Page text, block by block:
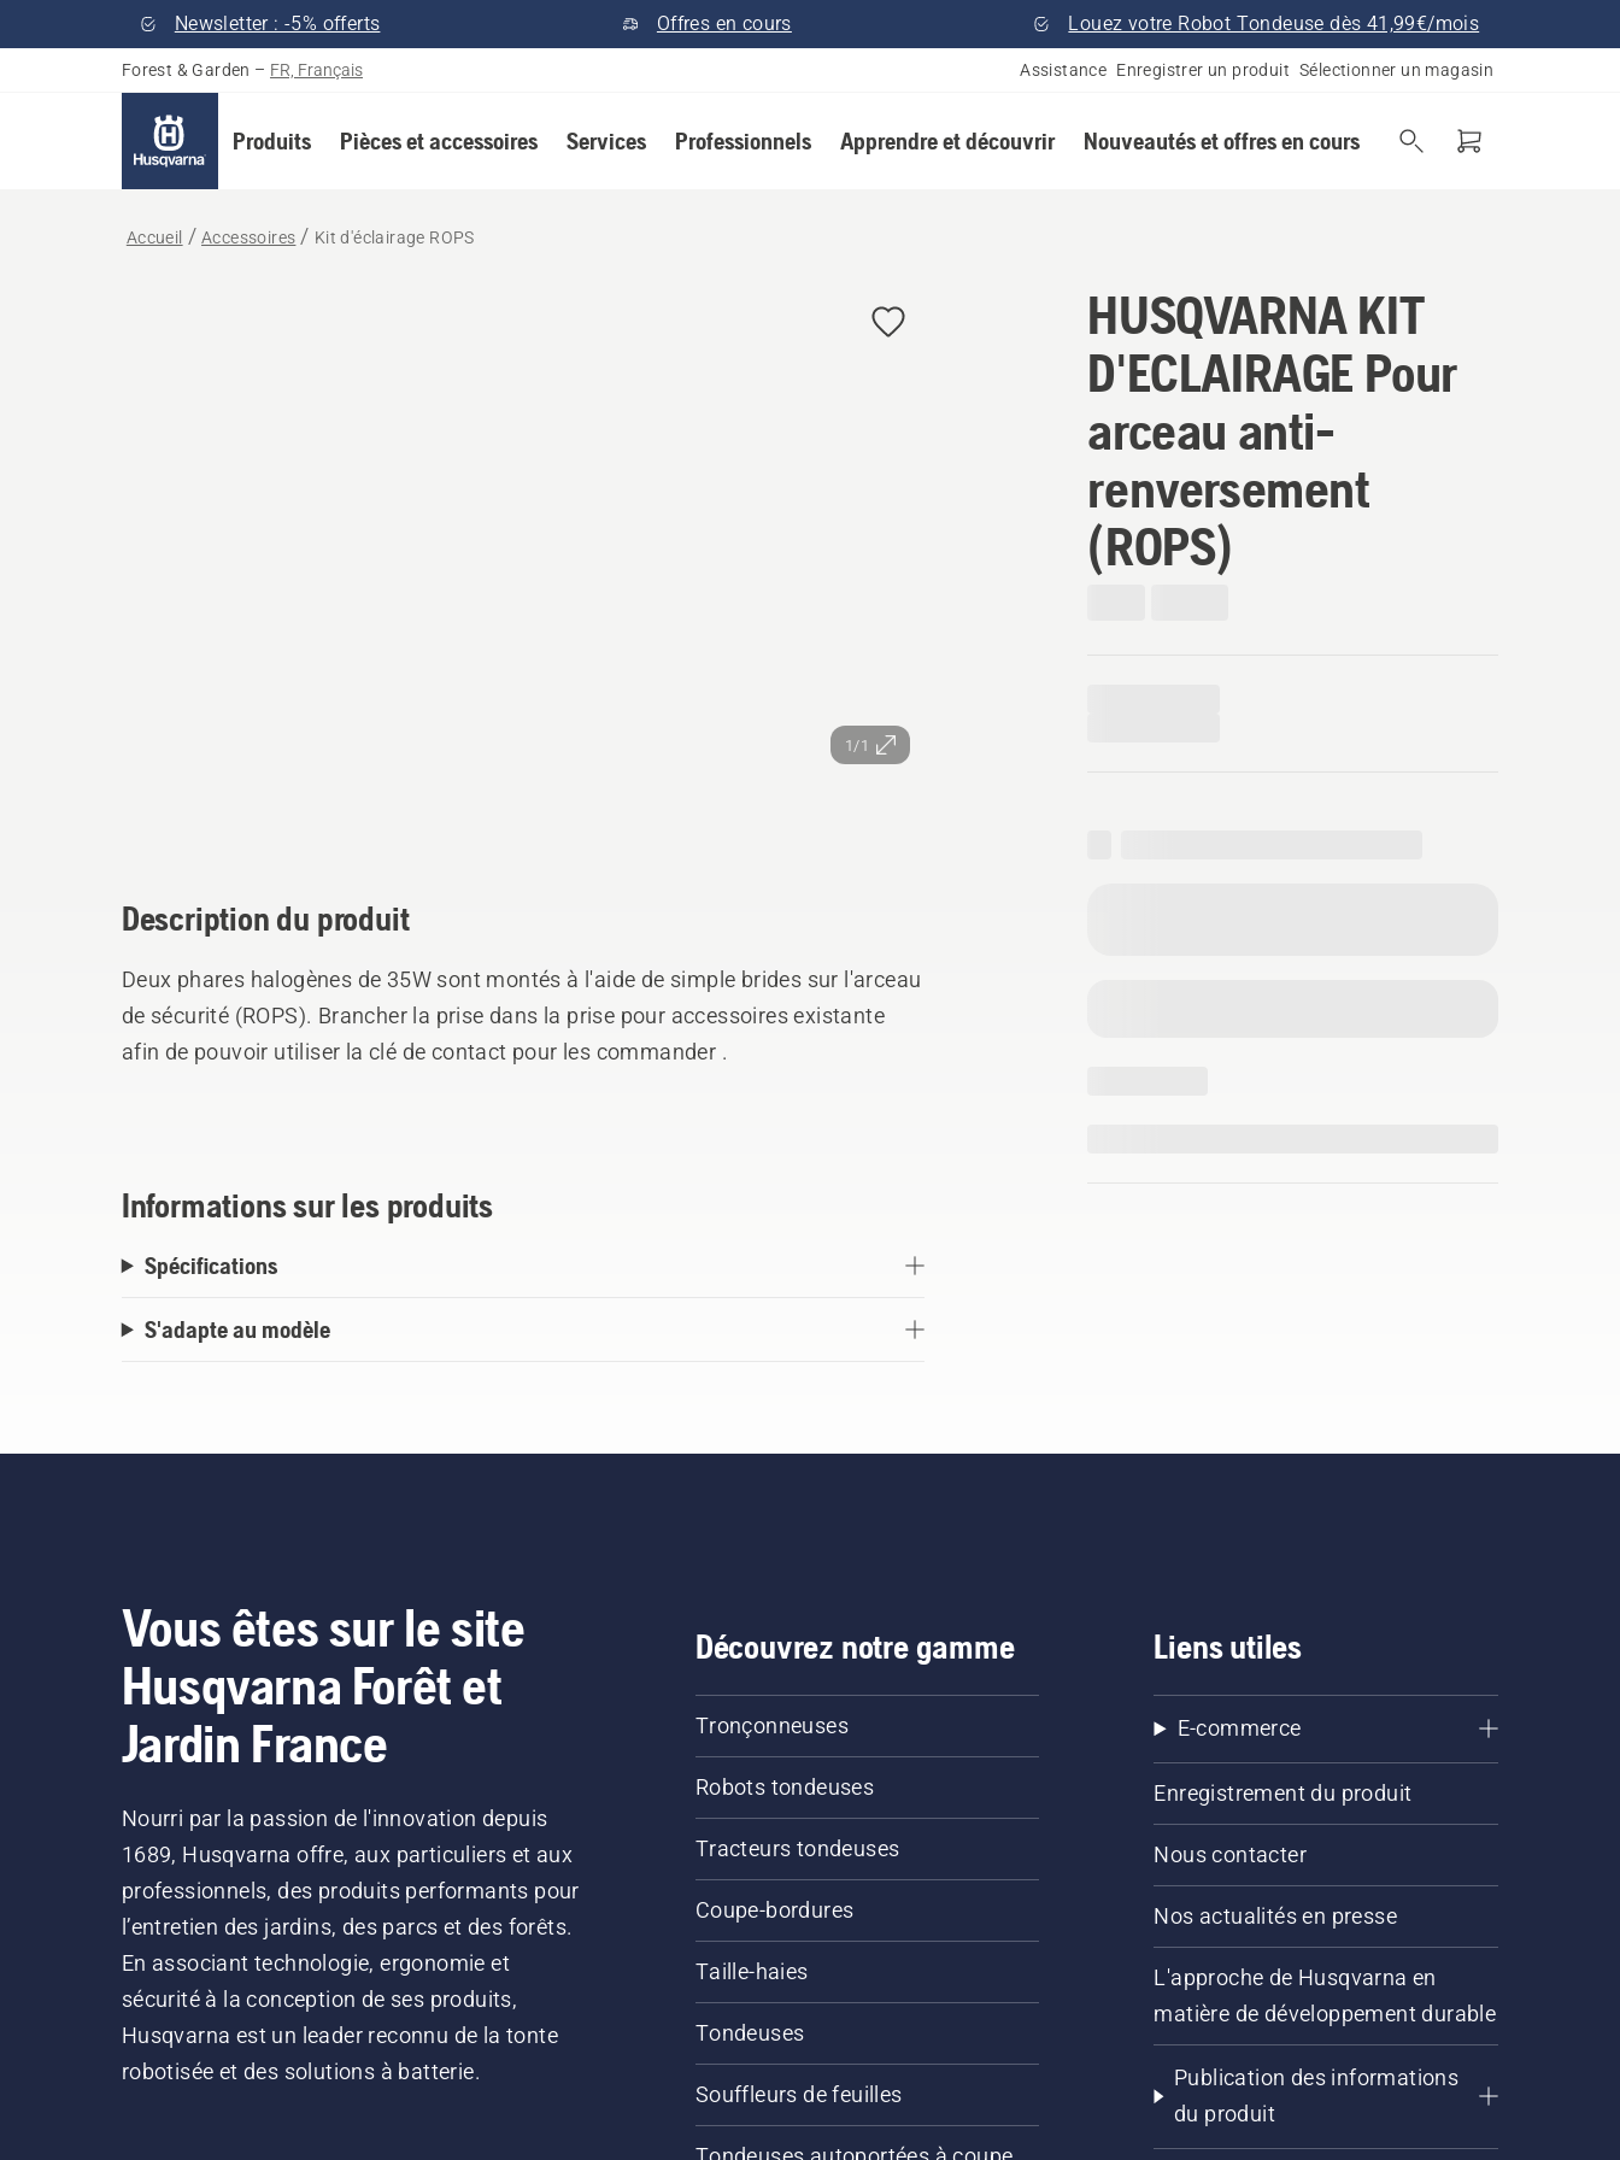
Newsletter : -5% offerts Offres en cours Louez votre Robot Tondeuse dès 41,99€/mois
Forest & Garden – FR, Français Assistance Enregistrer un produit Sélectionner un magasin
Produits Pièces et accessoires Services Professionnels Apprendre et découvrir Nouveautés et offres en cours
Accueil Accessoires Kit d'éclairage ROPS
1/1
HUSQVARNA KIT
D'ECLAIRAGE Pour
arceau anti-
renversement
(ROPS)
Description du produit
Deux phares halogènes de 35W sont montés à l'aide de simple brides sur l'arceau
de sécurité (ROPS). Brancher la prise dans la prise pour accessoires existante
afin de pouvoir utiliser la clé de contact pour les commander .
Informations sur les produits
Spécifications
S'adapte au modèle
Vous êtes sur le site
Husqvarna Forêt et
Jardin France
Nourri par la passion de l'innovation depuis
1689, Husqvarna offre, aux particuliers et aux
professionnels, des produits performants pour
l’entretien des jardins, des parcs et des forêts.
En associant technologie, ergonomie et
sécurité à la conception de ses produits,
Husqvarna est un leader reconnu de la tonte
robotisée et des solutions à batterie.
Découvrez notre gamme
Tronçonneuses
Robots tondeuses
Tracteurs tondeuses
Coupe-bordures
Taille-haies
Tondeuses
Souffleurs de feuilles
Liens utiles
E-commerce
Enregistrement du produit
Nous contacter
Nos actualités en presse
L'approche de Husqvarna en
matière de développement durable
Publication des informations
du produit